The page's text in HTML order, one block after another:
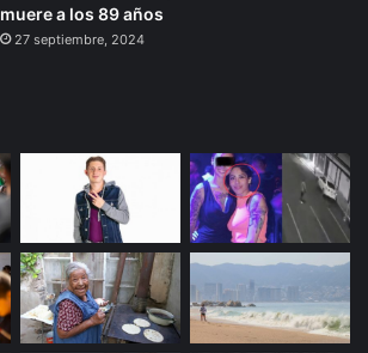
muere a los 89 años
27 septiembre, 2024